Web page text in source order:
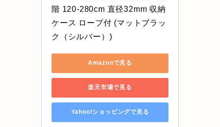
階 120-280cm 直径32mm 収納
ケース ロープ付 (マットブラッ
ク（シルバー）)
Amazonで見る
楽天市場で見る
Yahoo!ショッピングで見る